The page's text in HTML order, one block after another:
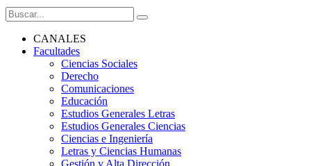
CANALES
Facultades
Ciencias Sociales
Derecho
Comunicaciones
Educación
Estudios Generales Letras
Estudios Generales Ciencias
Ciencias e Ingeniería
Letras y Ciencias Humanas
Gestión y Alta Dirección